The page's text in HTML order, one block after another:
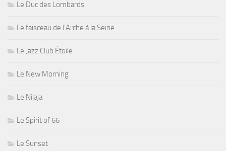
Le Duc des Lombards
Le faisceau de l'Arche à la Seine
Le Jazz Club Étoile
Le New Morning
Le Nilaja
Le Spirit of 66
Le Sunset